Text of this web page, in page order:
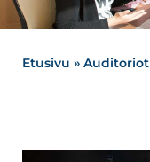
Etusivu » Auditoriot